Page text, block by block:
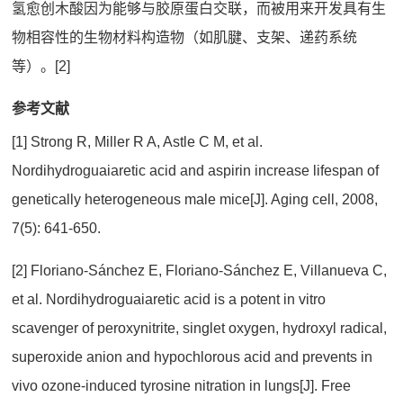
氢愈创木酸因为能够与胶原蛋白交联，而被用来开发具有生
物相容性的生物材料构造物（如肌腱、支架、递药系统
等）。[2]
参考文献
[1] Strong R, Miller R A, Astle C M, et al.
Nordihydroguaiaretic acid and aspirin increase lifespan of
genetically heterogeneous male mice[J]. Aging cell, 2008,
7(5): 641-650.
[2] Floriano-Sánchez E, Floriano-Sánchez E, Villanueva C,
et al. Nordihydroguaiaretic acid is a potent in vitro
scavenger of peroxynitrite, singlet oxygen, hydroxyl radical,
superoxide anion and hypochlorous acid and prevents in
vivo ozone-induced tyrosine nitration in lungs[J]. Free